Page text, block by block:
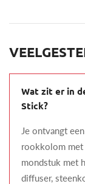
Wat zit er in
Stick?
Je ontvangt
rookkolom met
mondstuk met
diffuser,